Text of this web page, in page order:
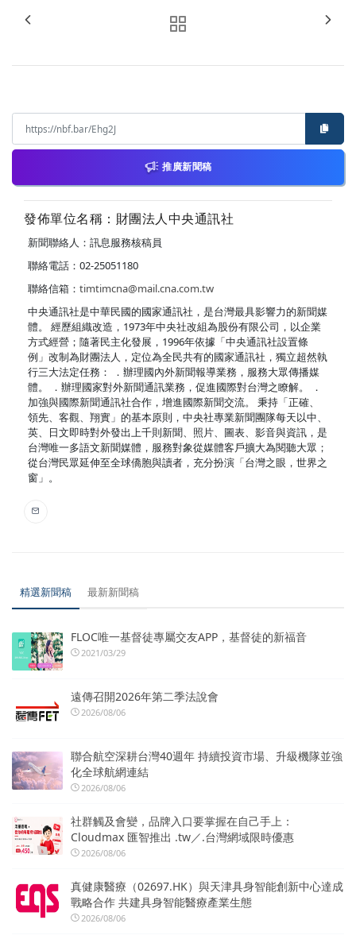
推廣新聞稿
發佈單位名稱：財團法人中央通訊社
新聞聯絡人：訊息服務核稿員
聯絡電話：02-25051180
聯絡信箱： timtimcna@mail.cna.com.tw
中央通訊社是中華民國的國家通訊社，是台灣最具影響力的新聞媒
體。 經歷組織改造，1973年中央社改組為股份有限公司，以企業
方式經營；隨著民主化發展，1996年依據「中央通訊社設置條
例」改制為財團法人，定位為全民共有的國家通訊社，獨立超然執
行三大法定任務： ．辦理國內外新聞報導業務，服務大眾傳播媒
體。 ．辦理國家對外新聞通訊業務，促進國際對台灣之瞭解。 ．
加強與國際新聞通訊社合作，增進國際新聞交流。 秉持「正確、
領先、客觀、翔實」的基本原則，中央社專業新聞團隊每天以中、
英、日文即時對外發出上千則新聞、照片、圖表、影音與資訊，是
台灣唯一多語文新聞媒體，服務對象從媒體客戶擴大為閱聽大眾；
從台灣民眾延伸至全球僑胞與讀者，充分扮演「台灣之眼，世界之
窗」。
精選新聞稿 最新新聞稿
FLOC唯一基督徒專屬交友APP，基督徒的新福音
2021/03/29
遠傳召開2026年第二季法說會
2026/08/06
聯合航空深耕台灣40週年 持續投資市場、升級機隊並強
化全球航網連結
2026/08/06
社群觸及會變，品牌入口要掌握在自己手上：
Cloudmax 匯智推出 .tw／.台灣網域限時優惠
2026/08/06
真健康醫療（02697.HK）與天津具身智能創新中心達成
戰略合作 共建具身智能醫療產業生態
2026/08/06